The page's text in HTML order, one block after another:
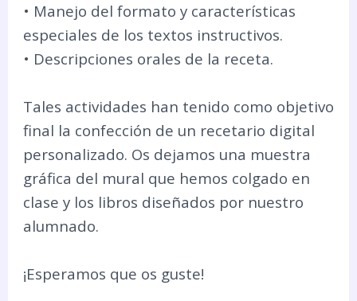
• Manejo del formato y características
especiales de los textos instructivos.
• Descripciones orales de la receta.
Tales actividades han tenido como objetivo
final la confección de un recetario digital
personalizado. Os dejamos una muestra
gráfica del mural que hemos colgado en
clase y los libros diseñados por nuestro
alumnado.
¡Esperamos que os guste!